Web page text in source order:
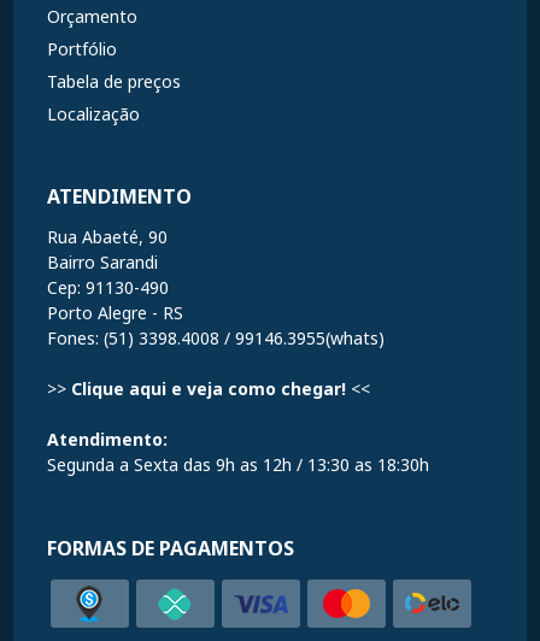
Orçamento
Portfólio
Tabela de preços
Localização
ATENDIMENTO
Rua Abaeté, 90
Bairro Sarandi
Cep: 91130-490
Porto Alegre - RS
Fones: (51) 3398.4008 / 99146.3955(whats)
>> Clique aqui e veja como chegar! <<
Atendimento:
Segunda a Sexta das 9h as 12h / 13:30 as 18:30h
FORMAS DE PAGAMENTOS